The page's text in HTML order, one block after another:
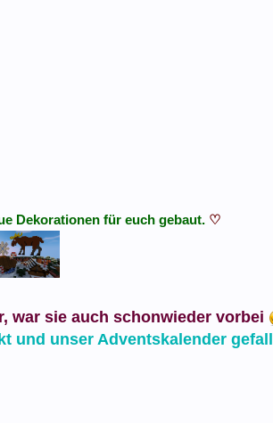
Dekorationen für euch gebaut. ♡
war sie auch schonwieder vorbei
und unser Adventskalender